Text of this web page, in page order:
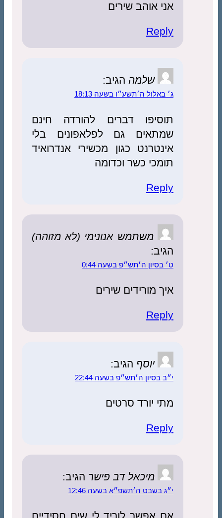
אני אוהב שירים
Reply
שלמה הגיב:
ג׳ באלול ה׳תשע״ו בשעה 18:13
תוסיפו דברים להורדה חינם
שמתאים גם לפלאפונים בלי
אינטרנט כגון מכשירי אנדרואיד
תומכי כשר וכדומה
Reply
משתמש אנונימי (לא מזוהה)
הגיב:
ט׳ בסיון ה׳תש״פ בשעה 0:44
איך מורידים שירים
Reply
יוסף הגיב:
י״ב בסיון ה׳תש״פ בשעה 22:44
מתי יורד סרטים
Reply
מיכאל דב פישר הגיב:
י״ג בשבט ה׳תשפ״א בשעה 12:46